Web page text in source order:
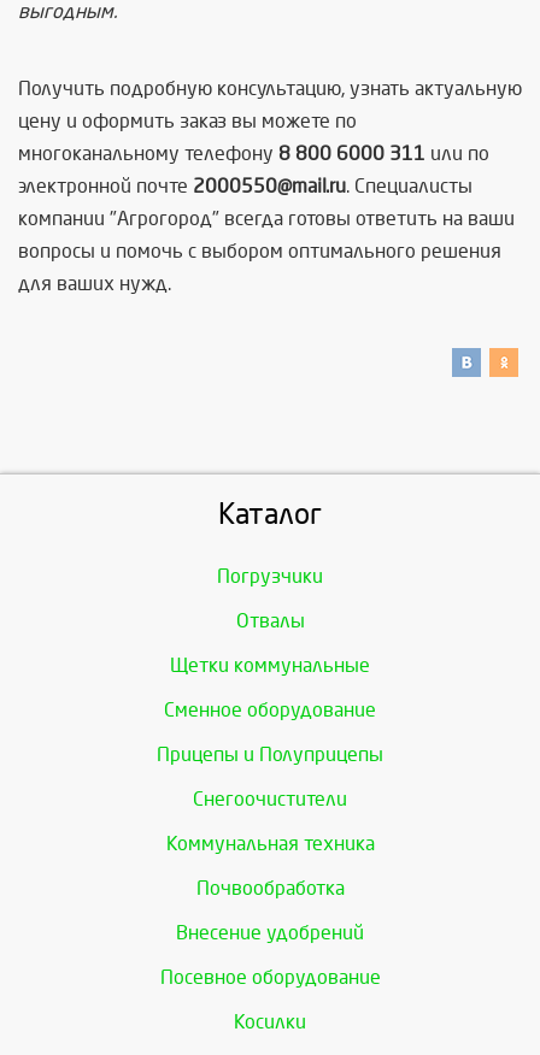
выгодным.
Получить подробную консультацию, узнать актуальную
цену и оформить заказ вы можете по
многоканальному телефону 8 800 6000 311 или по
электронной почте 2000550@mail.ru. Специалисты
компании "Агрогород" всегда готовы ответить на ваши
вопросы и помочь с выбором оптимального решения
для ваших нужд.
Каталог
Погрузчики
Отвалы
Щетки коммунальные
Сменное оборудование
Прицепы и Полуприцепы
Снегоочистители
Коммунальная техника
Почвообработка
Внесение удобрений
Посевное оборудование
Косилки